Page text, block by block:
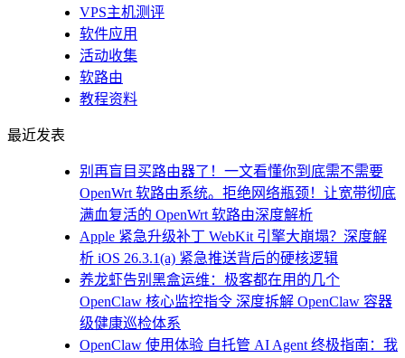
VPS主机测评
软件应用
活动收集
软路由
教程资料
最近发表
别再盲目买路由器了！一文看懂你到底需不需要
OpenWrt 软路由系统。拒绝网络瓶颈！让宽带彻底
满血复活的 OpenWrt 软路由深度解析
Apple 紧急升级补丁 WebKit 引擎大崩塌？深度解
析 iOS 26.3.1(a) 紧急推送背后的硬核逻辑
养龙虾告别黑盒运维：极客都在用的几个
OpenClaw 核心监控指令 深度拆解 OpenClaw 容器
级健康巡检体系
OpenClaw 使用体验 自托管 AI Agent 终极指南：我